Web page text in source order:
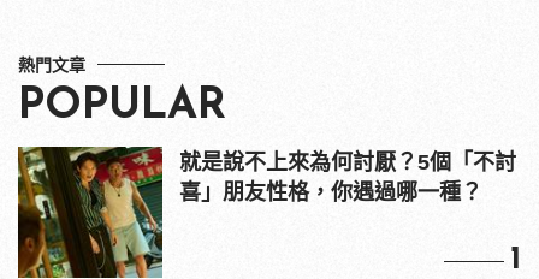
熱門文章
POPULAR
就是說不上來為何討厭？5個「不討
喜」朋友性格，你遇過哪一種？
1